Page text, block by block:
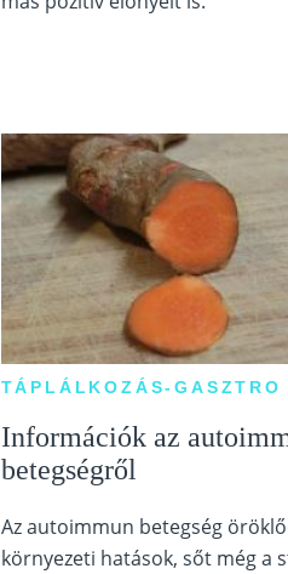
TÁPLÁLKOZÁS-GASZTRO
Információk az
betegségről
Az autoimmun betegség
környezeti hatások, sőt még a